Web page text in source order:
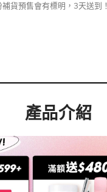
貨預售會有標明，3天送到！
產品介紹